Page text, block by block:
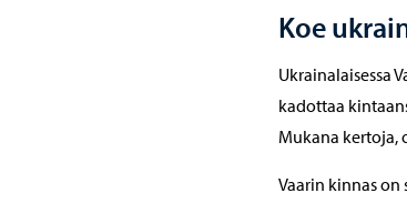
Koe
Ukrainalaisessa
kadottaa
Mukana kertoja,
Vaarin kinnas